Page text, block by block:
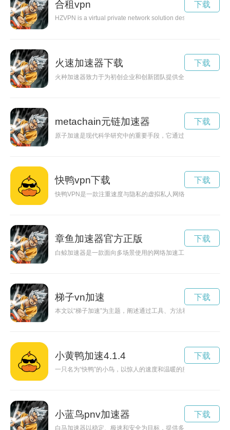
合租vpn
HZVPN is a virtual private network solution designed to
下载
火速加速器下载
火种加速器致力于为初创企业和创新团队提供全方位支持，通
下载
metachain元链加速器
原子加速是现代科学研究中的重要手段，它通过电磁场将粒子
下载
快鸭vpn下载
快鸭VPN是一款注重速度与隐私的虚拟私人网络服务，提供全
下载
章鱼加速器官方正版
白鲸加速器是一款面向多场景使用的网络加速工具，能够帮助
下载
梯子vn加速
本文以“梯子加速”为主题，阐述通过工具、方法和心态的优化
下载
小黄鸭加速4.1.4
一只名为“快鸭”的小鸟，以惊人的速度和温暖的服务，连接了城
下载
小蓝鸟pnv加速器
白马加速器以稳定、极速和安全为目标，提供多节点智能路由
下载